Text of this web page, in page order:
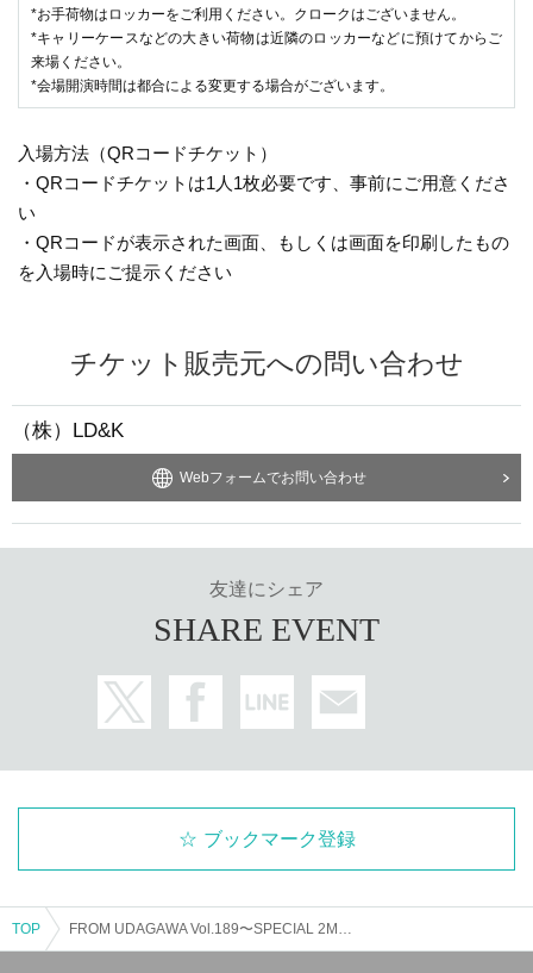
*お手荷物はロッカーをご利用ください。クロークはございません。
*キャリーケースなどの大きい荷物は近隣のロッカーなどに預けてからご
来場ください。
*会場開演時間は都合による変更する場合がございます。
入場方法（QRコードチケット）
・QRコードチケットは1人1枚必要です、事前にご用意くださ
い
・QRコードが表示された画面、もしくは画面を印刷したもの
を入場時にご提示ください
チケット販売元への問い合わせ
（株）LD&K
Webフォームでお問い合わせ
友達にシェア
SHARE EVENT
ブックマーク登録
TOP